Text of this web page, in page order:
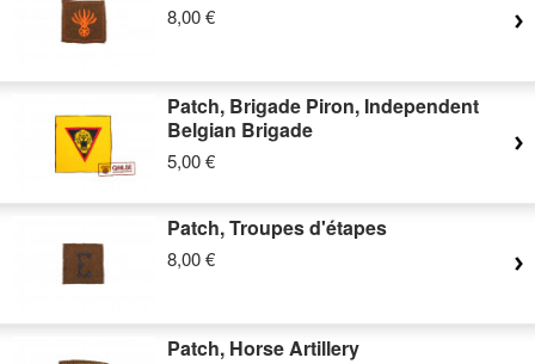
8,00 €
Patch, Brigade Piron, Independent
Belgian Brigade
5,00 €
Patch, Troupes d'étapes
8,00 €
Patch, Horse Artillery